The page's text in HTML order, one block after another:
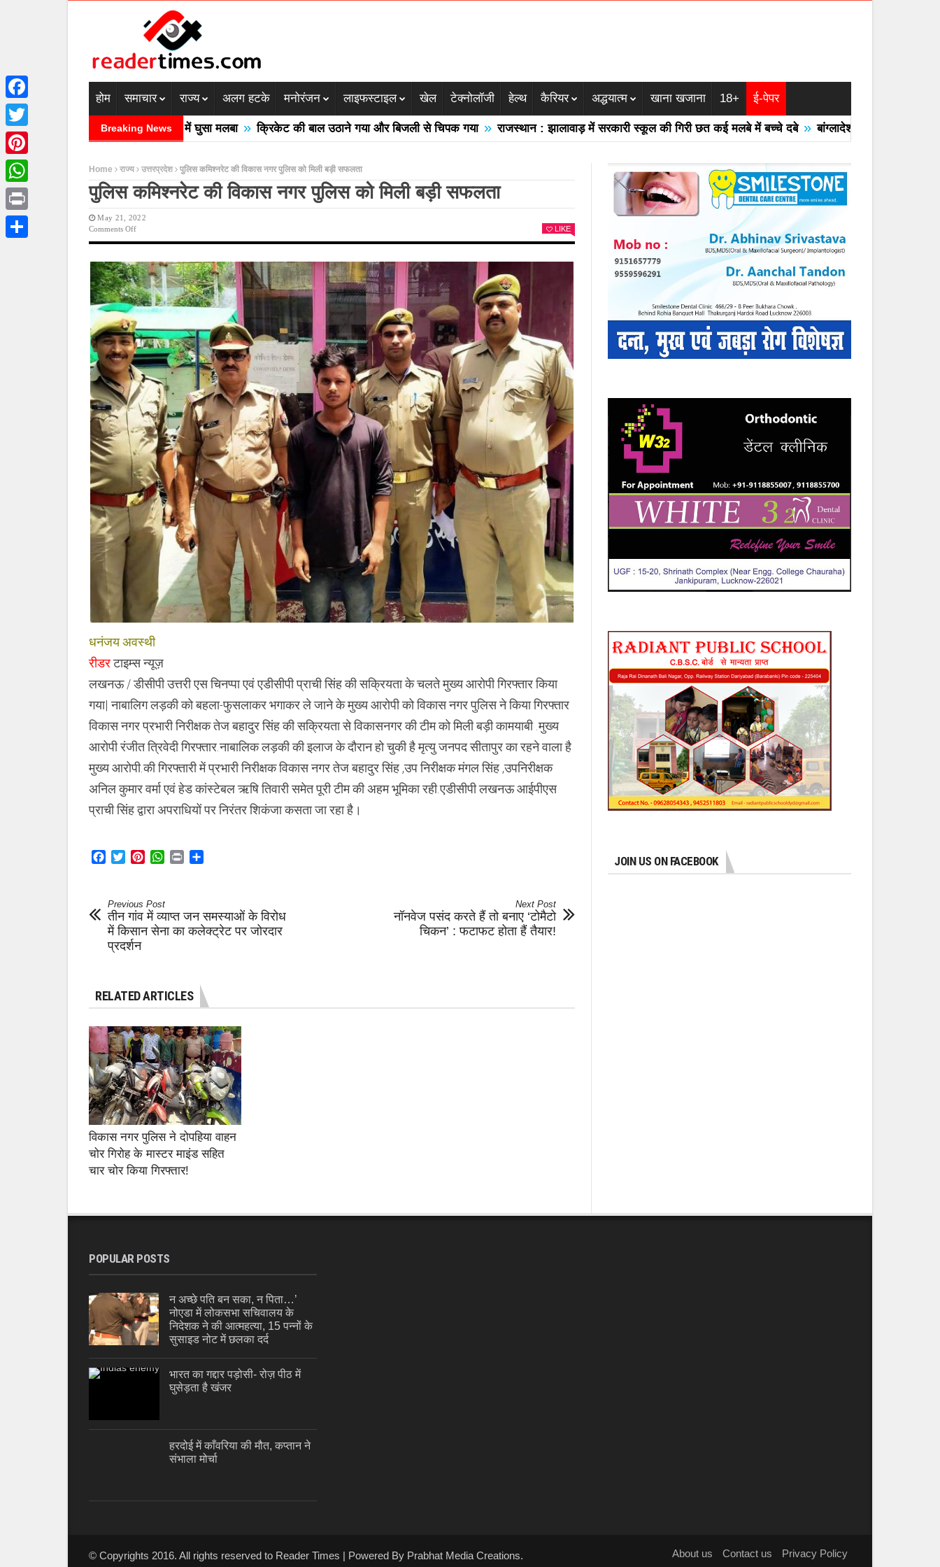
होम समाचार राज्य अलग हटके मनोरंजन लाइफस्टाइल खेल टेक्नोलॉजी हेल्थ कैरियर अद्धयात्म खाना खजाना 18+ ई-पेपर
Breaking News
में बादल फटने से तीन की मौत घरों में घुसा मलबा » क्रिकेट की बाल उठाने गया और बिजली से चिपक गया » राजस्थान : झालावाड़ में सरकारी स्कूल की गिरी छत कई मलबे में बच्चे दबे » बांग्लादेश का एयरफोर्स का F -7
Home राज्य उत्तरप्रदेश पुलिस कमिश्नरेट की विकास नगर पुलिस को मिली बड़ी सफलता
पुलिस कमिश्नरेट की विकास नगर पुलिस को मिली बड़ी सफलता
May 21, 2022
Comments OffOn
की
विकास
नगर
पुलिस
को
मिली
बड़ी
सफलता
LIKE
धनंजय अवस्थी
रीडरटाइम्स न्यूज़
लखनऊ / डीसीपी उत्तरी एस चिनप्पा एवं एडीसीपी प्राची सिंह की सक्रियता के चलते मुख्य आरोपी गिरफ्तार किया
गया| नाबालिग लड़की को बहला-फुसलाकर भगाकर ले जाने के मुख्य आरोपी को विकास नगर पुलिस ने किया गिरफ्तार
विकास नगर प्रभारी निरीक्षक तेज बहादुर सिंह की सक्रियता से विकासनगर की टीम को मिली बड़ी कामयाबी .मुख्य
आरोपी रंजीत त्रिवेदी गिरफ्तार.नाबालिक लड़की की इलाज के दौरान हो चुकी है मृत्यु जनपद सीतापुर का रहने वाला है
मुख्य आरोपी.की गिरफ्तारी में प्रभारी निरीक्षक विकास नगर तेज बहादुर सिंह ,उप निरीक्षक मंगल सिंह ,उपनिरीक्षक
अनिल कुमार वर्मा एवं हेड कांस्टेबल ऋषि तिवारी समेत पूरी टीम की अहम भूमिका रही.एडीसीपी लखनऊ आईपीएस
प्राची सिंह द्वारा अपराधियों पर निरंतर शिकंजा कसता जा रहा है।
Facebook
TwitterPinterestWhatsApp
Print
Previous Post
तीन गांव में व्याप्त जन समस्याओं के विरोध
में किसान सेना का कलेक्ट्रेट पर जोरदार
प्रदर्शन
Next Post
नॉनवेज पसंद करते हैं तो बनाए ‘टोमैटो
चिकन’ : फटाफट होता हैं तैयार!
RELATED ARTICLES
विकास नगर पुलिस ने दोपहिया वाहन
चोर गिरोह के मास्टर माइंड सहित
चार चोर किया गिरफ्तार!
JOIN US ON FACEBOOK
POPULAR POSTS
न अच्छे पति बन सका, न पिता…’
नोएडा में लोकसभा सचिवालय के
निदेशक ने की आत्महत्या, 15 पन्नों के
सुसाइड नोट में छलका दर्द
भारत का गद्दार पड़ोसी- रोज़ पीठ में
घुसेड़ता है खंजर
हरदोई में काँवरिया की मौत, कप्तान ने
संभाला मोर्चा
© Copyrights 2016. All rights reserved to Reader Times | Powered By Prabhat Media Creations. About us Contact us Privacy Policy
Facebook
Twitter
Pinterest
WhatsApp
Print